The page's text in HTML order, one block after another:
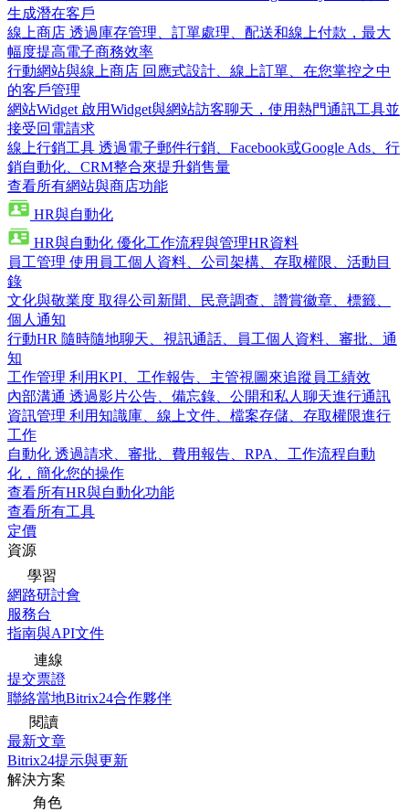
生成潛在客戶
線上商店 透過庫存管理、訂單處理、配送和線上付款，最大
幅度提高電子商務效率
行動網站與線上商店 回應式設計、線上訂單、在您掌控之中
的客戶管理
網站Widget 啟用Widget與網站訪客聊天，使用熱門通訊工具並
接受回電請求
線上行銷工具 透過電子郵件行銷、Facebook或Google Ads、行
銷自動化、CRM整合來提升銷售量
查看所有網站與商店功能
HR與自動化
HR與自動化 優化工作流程與管理HR資料
員工管理 使用員工個人資料、公司架構、存取權限、活動目
錄
文化與敬業度 取得公司新聞、民意調查、讚賞徽章、標籤、
個人通知
行動HR 隨時隨地聊天、視訊通話、員工個人資料、審批、通
知
工作管理 利用KPI、工作報告、主管視圖來追蹤員工績效
內部溝通 透過影片公告、備忘錄、公開和私人聊天進行通訊
資訊管理 利用知識庫、線上文件、檔案存儲、存取權限進行
工作
自動化 透過請求、審批、費用報告、RPA、工作流程自動
化，簡化您的操作
查看所有HR與自動化功能
查看所有工具
定價
資源
學習
網路研討會
服務台
指南與API文件
連線
提交票證
聯絡當地Bitrix24合作夥伴
閱讀
最新文章
Bitrix24提示與更新
解決方案
角色